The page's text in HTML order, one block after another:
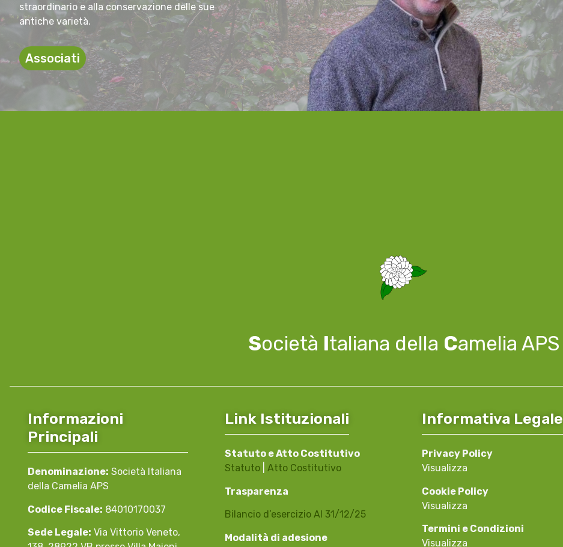
straordinario e alla conservazione delle sue
antiche varietà.
Associati
Società Italiana della Camelia APS
Informazioni
Principali
Denominazione: Società Italiana
della Camelia APS
Codice Fiscale: 84010170037
Sede Legale: Via Vittorio Veneto,
Link Istituzionali
Statuto e Atto Costitutivo
Statuto
Atto Costitutivo
Trasparenza
Bilancio d’esercizio Al 31/12/25
Modalità di adesione
Informativa Legale
Privacy Policy
Visualizza
Cookie Policy
Visualizza
Termini e Condizioni
Visualizza